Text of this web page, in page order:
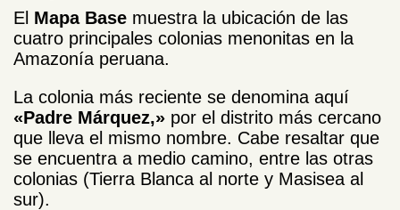
El Mapa Base muestra la ubicación de las
cuatro principales colonias menonitas en la
Amazonía peruana.
La colonia más reciente se denomina aquí
«Padre Márquez,» por el distrito más cercano
que lleva el mismo nombre. Cabe resaltar que
se encuentra a medio camino, entre las otras
colonias (Tierra Blanca al norte y Masisea al
sur).